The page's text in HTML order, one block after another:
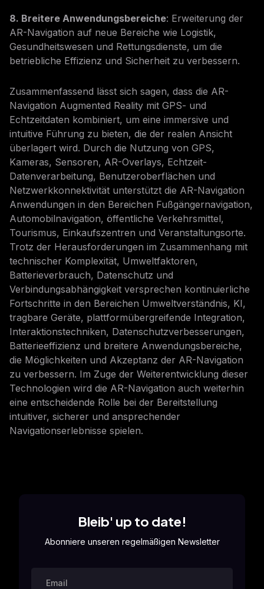
8. Breitere Anwendungsbereiche: Erweiterung der
AR-Navigation auf neue Bereiche wie Logistik,
Gesundheitswesen und Rettungsdienste, um die
betriebliche Effizienz und Sicherheit zu verbessern.
Zusammenfassend lässt sich sagen, dass die AR-
Navigation Augmented Reality mit GPS- und
Echtzeitdaten kombiniert, um eine immersive und
intuitive Führung zu bieten, die der realen Ansicht
überlagert wird. Durch die Nutzung von GPS,
Kameras, Sensoren, AR-Overlays, Echtzeit-
Datenverarbeitung, Benutzeroberflächen und
Netzwerkkonnektivität unterstützt die AR-Navigation
Anwendungen in den Bereichen Fußgängernavigation,
Automobilnavigation, öffentliche Verkehrsmittel,
Tourismus, Einkaufszentren und Veranstaltungsorte.
Trotz der Herausforderungen im Zusammenhang mit
technischer Komplexität, Umweltfaktoren,
Batterieverbrauch, Datenschutz und
Verbindungsabhängigkeit versprechen kontinuierliche
Fortschritte in den Bereichen Umweltverständnis, KI,
tragbare Geräte, plattformübergreifende Integration,
Interaktionstechniken, Datenschutzverbesserungen,
Batterieeffizienz und breitere Anwendungsbereiche,
die Möglichkeiten und Akzeptanz der AR-Navigation
zu verbessern. Im Zuge der Weiterentwicklung dieser
Technologien wird die AR-Navigation auch weiterhin
eine entscheidende Rolle bei der Bereitstellung
intuitiver, sicherer und ansprechender
Navigationserlebnisse spielen.
Bleib' up to date!
Abonniere unseren regelmäßigen Newsletter